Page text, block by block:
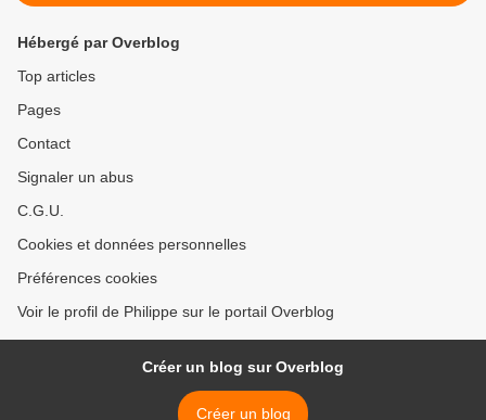
Hébergé par Overblog
Top articles
Pages
Contact
Signaler un abus
C.G.U.
Cookies et données personnelles
Préférences cookies
Voir le profil de Philippe sur le portail Overblog
Créer un blog sur Overblog
Créer un blog